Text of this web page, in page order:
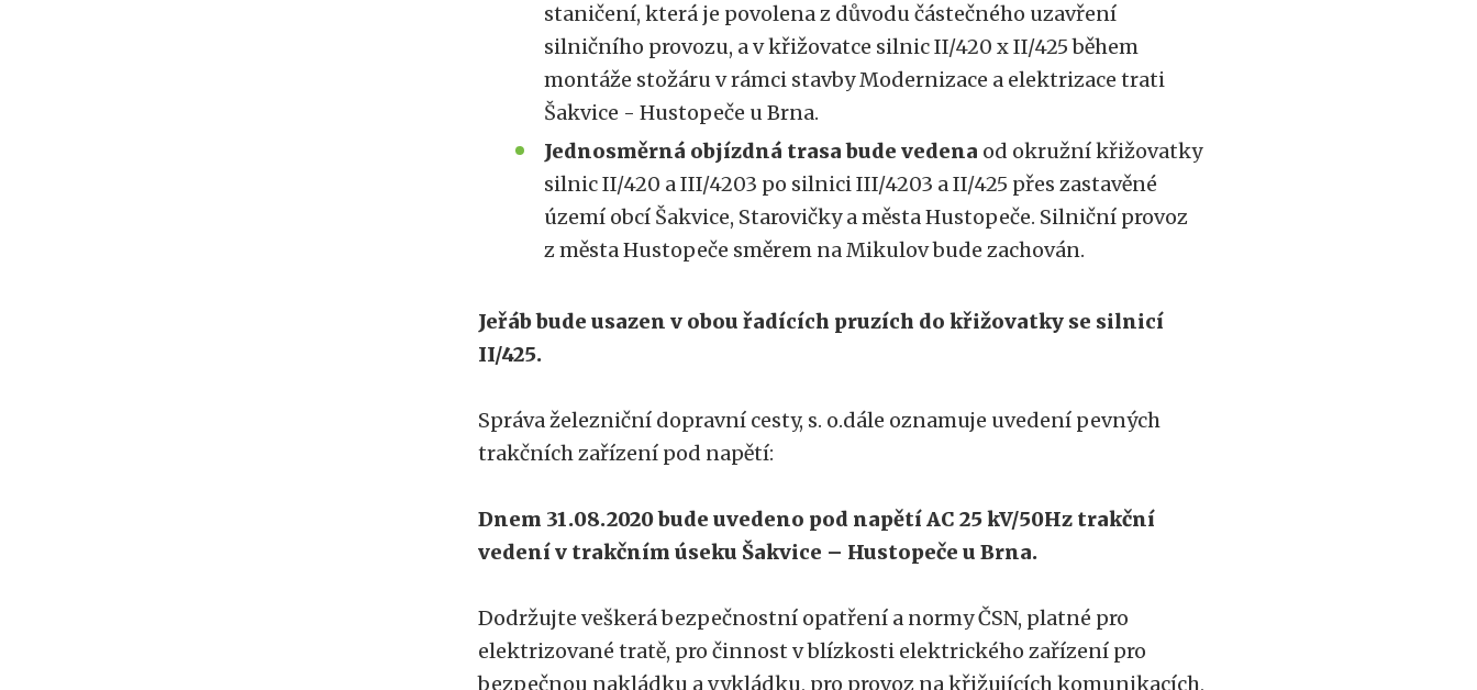
staničení, která je povolena z důvodu částečného uzavření
silničního provozu, a v křižovatce silnic II/420 x II/425 během
montáže stožáru v rámci stavby Modernizace a elektrizace trati
Šakvice - Hustopeče u Brna.
Jednosměrná objízdná trasa bude vedena od okružní křižovatky
silnic II/420 a III/4203 po silnici III/4203 a II/425 přes zastavěné
území obcí Šakvice, Starovičky a města Hustopeče. Silniční provoz
z města Hustopeče směrem na Mikulov bude zachován.
Jeřáb bude usazen v obou řadících pruzích do křižovatky se silnicí
II/425.
Správa železniční dopravní cesty, s. o.dále oznamuje uvedení pevných
trakčních zařízení pod napětí:
Dnem 31.08.2020 bude uvedeno pod napětí AC 25 kV/50Hz trakční
vedení v trakčním úseku Šakvice – Hustopeče u Brna.
Dodržujte veškerá bezpečnostní opatření a normy ČSN, platné pro
elektrizované tratě, pro činnost v blízkosti elektrického zařízení pro
bezpečnou nakládku a vykládku, pro provoz na křižujících komunikacích,